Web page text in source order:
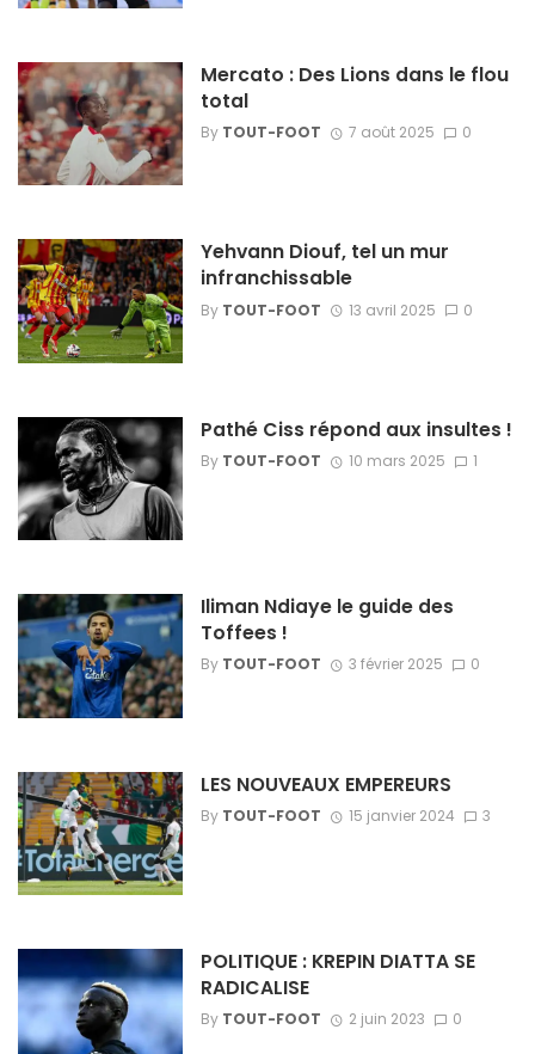
Mercato : Des Lions dans le flou
total
By TOUT-FOOT 7 août 2025 0
Yehvann Diouf, tel un mur
infranchissable
By TOUT-FOOT 13 avril 2025 0
Pathé Ciss répond aux insultes !
By TOUT-FOOT 10 mars 2025 1
Iliman Ndiaye le guide des
Toffees !
By TOUT-FOOT 3 février 2025 0
LES NOUVEAUX EMPEREURS
By TOUT-FOOT 15 janvier 2024 3
POLITIQUE : KREPIN DIATTA SE
RADICALISE
By TOUT-FOOT 2 juin 2023 0